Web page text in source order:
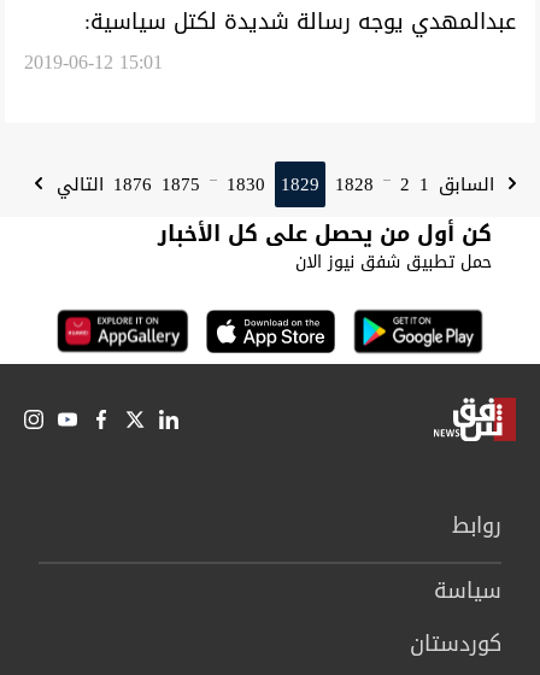
عبدالمهدي يوجه رسالة شديدة لكتل سياسية:
2019-06-12 15:01
السابق 1
2
...
1828
1829
1830
...
1875
1876 التالي
كن أول من يحصل على كل الأخبار
حمل تطبيق شفق نيوز الان
روابط
سیاسة
كوردستان